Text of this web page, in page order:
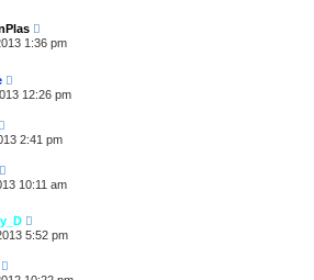
1:36 pm
12:26 pm
2:41 pm
10:11 am
5:52 pm